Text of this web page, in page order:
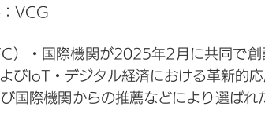
VCG
・国際機関が2025年2月に共同で創
びIoT・デジタル経済における革新的
国際機関からの推薦などにより選ば